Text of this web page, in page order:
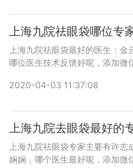
上海九院祛眼袋哪位专
上海九院祛眼袋最好的医生：金
哪位医生技术反馈好呢，添加
2020-04-03 11:37:08
上海九院去眼袋最好的
上海九院祛眼袋专家主要有许
娴娴，哪个医生最好呢，添加